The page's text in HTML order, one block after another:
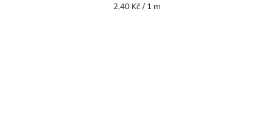
Měrná
2,40 Kč / 1 m